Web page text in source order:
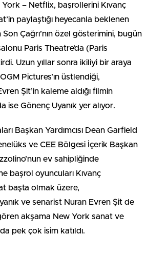
York – Netflix, başrollerini Kıvanç
paylaştığı heyecanla beklenen
Çağrı’nın özel gösterimini, bugün
Paris Theatre’da (Paris
Uzun yıllar sonra ikiliyi bir araya
OGM Pictures’ın üstlendiği,
Şit’in kaleme aldığı filmin
Gönenç Uyanık yer alıyor.
Başkan Yardımcısı Dean Garfield
ve CEE Bölgesi İçerik Başkan
ev sahipliğinde
başrol oyuncuları Kıvanç
başta olmak üzere,
ve senarist Nuran Evren Şit de
akşama New York sanat ve
pek çok isim katıldı.